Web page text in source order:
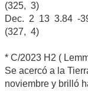
(325, 3)
Dec. 2 13 3.84 -
(327, 4)
* C/2023 H2 (
Se acercó a la
noviembre y brilló